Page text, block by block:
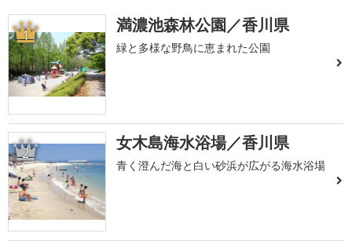
1 満濃池森林公園／香川県
緑と多様な野鳥に恵まれた公園
2 女木島海水浴場／香川県
青く澄んだ海と白い砂浜が広がる海水浴場